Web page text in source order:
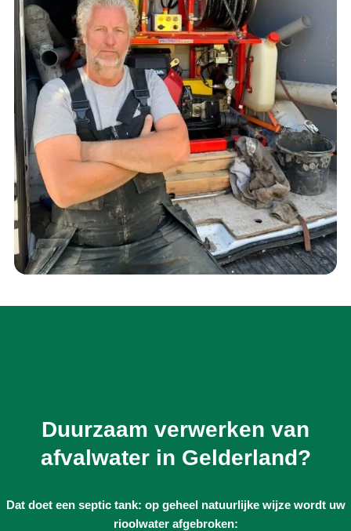
Duurzaam verwerken van
afvalwater in Gelderland?
Dat doet een septic tank: op geheel natuurlijke wijze wordt uw
rioolwater afgebroken: